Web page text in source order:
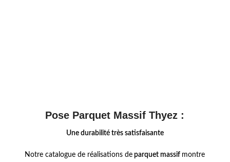
Pose Parquet Massif Thyez :
Une durabilité très satisfaisante
Notre catalogue de réalisations de parquet massif montre